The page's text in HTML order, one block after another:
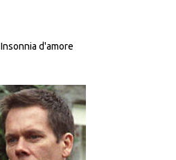
Insonnia d'amore